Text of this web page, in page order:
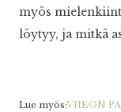
myös
löytyy, ja mitkä
Lue myös:VIIKON